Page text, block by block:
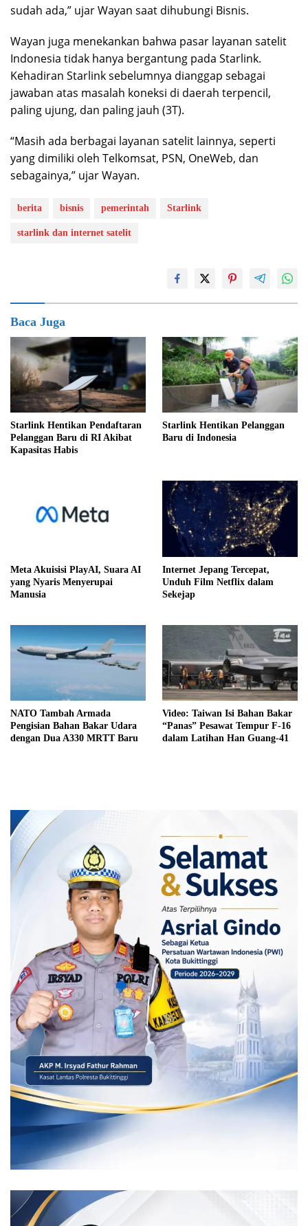
sudah ada,” ujar Wayan saat dihubungi Bisnis.
Wayan juga menekankan bahwa pasar layanan satelit
Indonesia tidak hanya bergantung pada Starlink.
Kehadiran Starlink sebelumnya dianggap sebagai
jawaban atas masalah koneksi di daerah terpencil,
paling ujung, dan paling jauh (3T).
“Masih ada berbagai layanan satelit lainnya, seperti
yang dimiliki oleh Telkomsat, PSN, OneWeb, dan
sebagainya,” ujar Wayan.
berita bisnis pemerintah Starlink
starlink dan internet satelit
Baca Juga
Starlink Hentikan Pendaftaran
Pelanggan Baru di RI Akibat
Kapasitas Habis
Starlink Hentikan Pelanggan
Baru di Indonesia
Meta Akuisisi PlayAI, Suara AI
yang Nyaris Menyerupai
Manusia
Internet Jepang Tercepat,
Unduh Film Netflix dalam
Sekejap
NATO Tambah Armada
Pengisian Bahan Bakar Udara
dengan Dua A330 MRTT Baru
Video: Taiwan Isi Bahan Bakar
“Panas” Pesawat Tempur F-16
dalam Latihan Han Guang-41